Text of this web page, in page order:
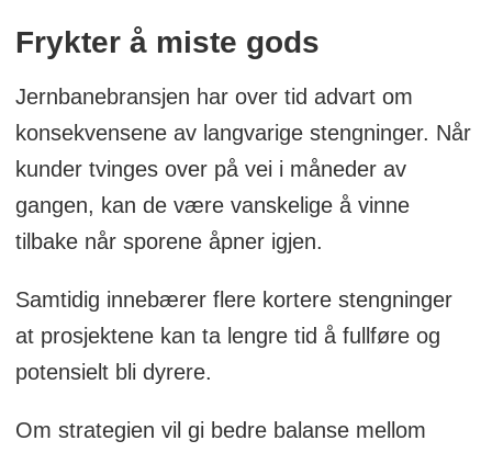
Frykter å miste gods
Jernbanebransjen har over tid advart om
konsekvensene av langvarige stengninger. Når
kunder tvinges over på vei i måneder av
gangen, kan de være vanskelige å vinne
tilbake når sporene åpner igjen.
Samtidig innebærer flere kortere stengninger
at prosjektene kan ta lengre tid å fullføre og
potensielt bli dyrere.
Om strategien vil gi bedre balanse mellom